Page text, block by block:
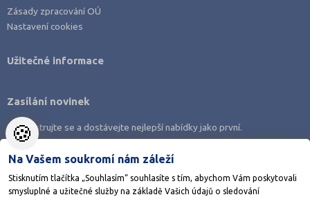
Zásady zpracování OÚ
Nastavení cookies
Užitečné informace
Zasílání novinek
Zaregistrujte se a dostávejte nejlepší nabídky jako první.
🍪
Na Vašem soukromí nám záleží
Stisknutím tlačítka „Souhlasím“ souhlasíte s tím, abychom Vám poskytovali
smysluplné a užitečné služby na základě Vašich údajů o sledování